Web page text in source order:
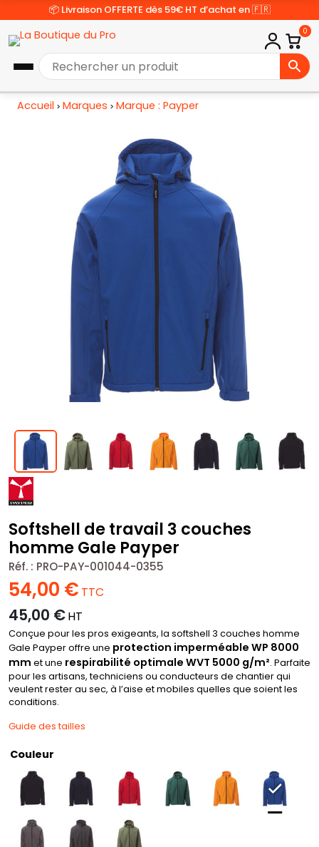
📦 Livraison OFFERTE dès 59€ HT d’achat en 🇫🇷
0
Accueil > Marques > Marque : Payper
Softshell de travail 3 couches
homme Gale Payper
Réf. : PRO-PAY-001044-0355
54,00 € TTC
45,00 €HT
Conçue pour les pros exigeants, la softshell 3 couches homme
Gale Payper offre une protection imperméable WP 8000
mm et une respirabilité optimale WVT 5000 g/m². Parfaite
pour les artisans, techniciens ou conducteurs de chantier qui
veulent rester au sec, à l’aise et mobiles quelles que soient les
conditions.
Guide des tailles
Couleur